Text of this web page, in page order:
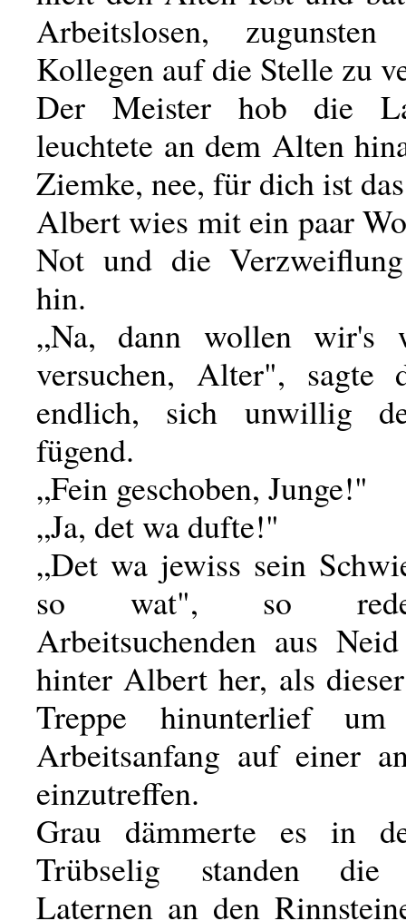
Arbeitslosen,
Kollegen auf die Stelle zu
Der Meister hob die
leuchtete an dem Alten
Ziemke, nee, für dich ist
Albert wies mit ein paar
Not und die
hin.
„Na, dann wollen wir's
versuchen, Alter", sagte
endlich, sich unwillig
fügend.
„Fein geschoben, Junge!"
„Ja, det wa dufte!"
„Det wa jewiss sein
so wat", so
Arbeitsuchenden aus
hinter Albert her, als
Treppe hinunterlief
Arbeitsanfang auf einer
einzutreffen.
Grau dämmerte es in
Trübselig standen die
Laternen an den